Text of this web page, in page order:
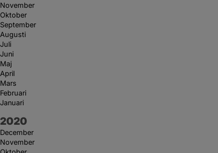
November
Oktober
September
Augusti
Juli
Juni
Maj
April
Mars
Februari
Januari
År:
2020
December
November